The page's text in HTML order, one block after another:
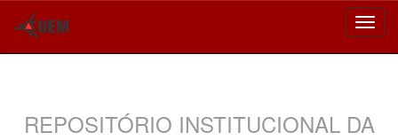
REPOSITÓRIO INSTITUCIONAL DA